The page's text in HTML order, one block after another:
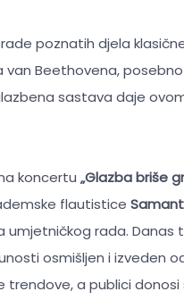
poznatih djela
van Beethovena,
sastava daje
koncertu „Glazba briše
flautistice
umjetničkog rada.
osmišljen i izveden
a publici